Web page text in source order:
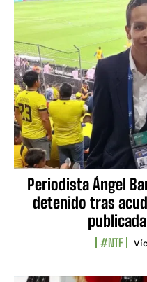
Periodista Ángel
detenido tras
#NTF